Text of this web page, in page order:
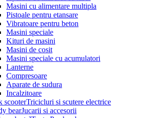
Masini cu alimentare multipla
Pistoale pentru etansare
Vibratoare pentru beton
Masini speciale
Kituri de masini
Masini de cosit
Masini speciale cu acumulatori
Lanterne
Compresoare
Aparate de sudura
Incalzitoare
Tricicluri si scutere electrice
Jucarii si accesorii